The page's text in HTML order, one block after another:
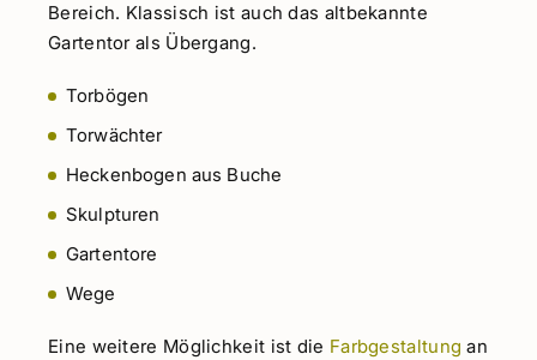
Bereich. Klassisch ist auch das altbekannte
Gartentor als Übergang.
Torbögen
Torwächter
Heckenbogen aus Buche
Skulpturen
Gartentore
Wege
Eine weitere Möglichkeit ist die Farbgestaltung an